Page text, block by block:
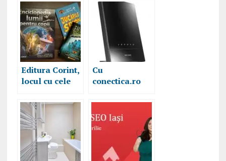
Editura Corint,
locul cu cele
și interesante
cărți pentru
toate vârstele
Cu
conectica.ro
parte din viaţă
noastră